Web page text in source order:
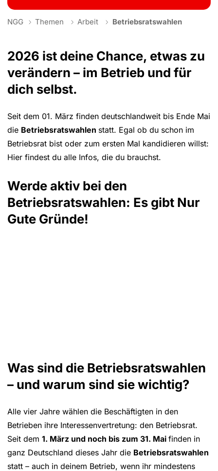
NGG Themen Arbeit Betriebsratswahlen
2026 ist deine Chance, etwas zu
verändern – im Betrieb und für
dich selbst.
Seit dem 01. März finden deutschlandweit bis Ende Mai
die Betriebsratswahlen statt. Egal ob du schon im
Betriebsrat bist oder zum ersten Mal kandidieren willst:
Hier findest du alle Infos, die du brauchst.
We use YouTube to embed videos on our website
Werde aktiv bei den
Betriebsratswahlen: Es gibt Nur
Gute Gründe!
Was sind die Betriebsratswahlen
– und warum sind sie wichtig?
Alle vier Jahre wählen die Beschäftigten in den
Betrieben ihre Interessenvertretung: den Betriebsrat.
Seit dem 1. März und noch bis zum 31. Mai finden in
ganz Deutschland dieses Jahr die Betriebsratswahlen
statt – auch in deinem Betrieb, wenn ihr mindestens